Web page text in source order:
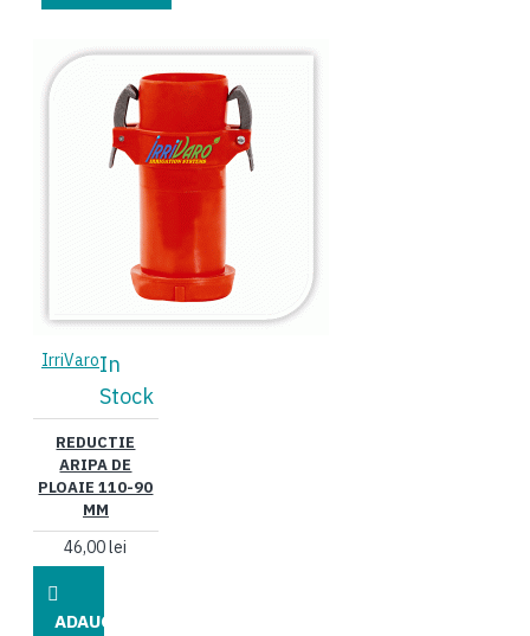
IrriVaroIn
Stock
REDUCTIE
ARIPA DE
PLOAIE 110-90
MM
46,00 lei
ADAUGĂ